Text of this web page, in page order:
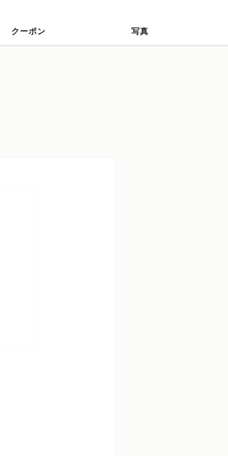
クーポン 写真